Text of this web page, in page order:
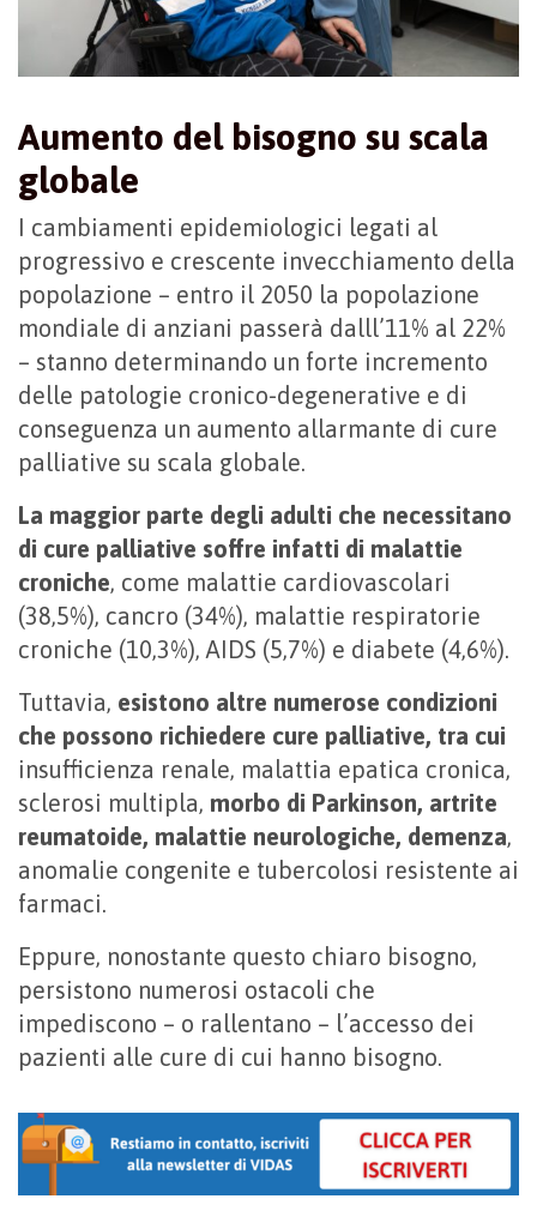
Aumento del bisogno su scala
globale
I cambiamenti epidemiologici legati al
progressivo e crescente invecchiamento della
popolazione – entro il 2050 la popolazione
mondiale di anziani passerà dalll’11% al 22%
– stanno determinando un forte incremento
delle patologie cronico-degenerative e di
conseguenza un aumento allarmante di cure
palliative su scala globale.
La maggior parte degli adulti che necessitano
di cure palliative soffre infatti di malattie
croniche, come malattie cardiovascolari
(38,5%), cancro (34%), malattie respiratorie
croniche (10,3%), AIDS (5,7%) e diabete (4,6%).
Tuttavia, esistono altre numerose condizioni
che possono richiedere cure palliative, tra cui
insufficienza renale, malattia epatica cronica,
sclerosi multipla, morbo di Parkinson, artrite
reumatoide, malattie neurologiche, demenza,
anomalie congenite e tubercolosi resistente ai
farmaci.
Eppure, nonostante questo chiaro bisogno,
persistono numerosi ostacoli che
impediscono – o rallentano – l’accesso dei
pazienti alle cure di cui hanno bisogno.